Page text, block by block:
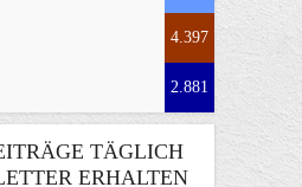
4.397
2.881
TÄGLICH
ERHALTEN